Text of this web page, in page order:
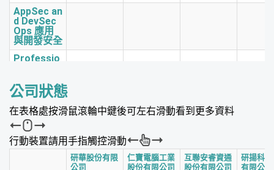
AppSec an
d DevSec
Ops 應用
與開發安全
Professio
專業資安服
務
IOT Device
and Senso
r Security
IOT設備安
公司狀態
在表格處按滑鼠滾輪中鍵後可左右滑動看到更多資料
行動裝置請用手指觸控滑動
研華股份有限
公司
仁寶電腦工業
股份有限公司
互聯安睿資通
股份有限公司
研揚科
有限公司